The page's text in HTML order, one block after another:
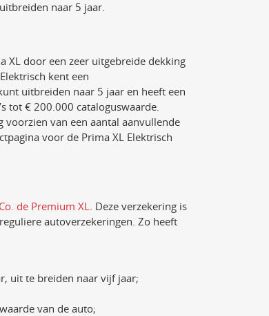
naar 5 jaar.
XL door een zeer uitgebreide dekking
kent een
uitbreiden naar 5 jaar en heeft een
tot € 200.000 cataloguswaarde.
voorzien van een aantal aanvullende
voor de Prima XL Elektrisch
de Premium XL. Deze verzekering is
autoverzekeringen. Zo heeft
uit te breiden naar vijf jaar;
van de auto;